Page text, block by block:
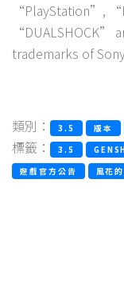
“PlayStation”,
“DUALSHOCK”
trademarks of
類別： 3.5 版本
標籤： 3.5
遊戲官方公告
風花